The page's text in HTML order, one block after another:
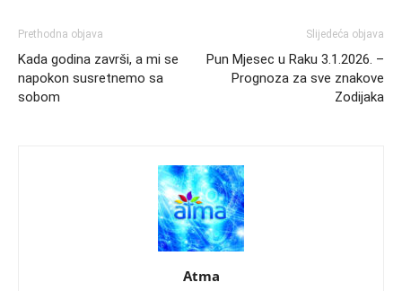
Prethodna objava
Kada godina završi, a mi se
napokon susretnemo sa
sobom
Slijedeća objava
Pun Mjesec u Raku 3.1.2026. –
Prognoza za sve znakove
Zodijaka
Atma